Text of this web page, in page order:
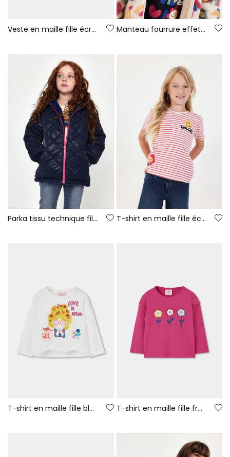
Veste en maille fille écrue multicolore à capuche Manteau fourrure effet mouton fille écru imprimé multicolore
Parka tissu technique fille bleu marine matelassée T-shirt en maille fille écru rayé avec patches
T-shirt en maille fille blanc imprimé fille et renard T-shirt en maille fille fraise broderie fleurs